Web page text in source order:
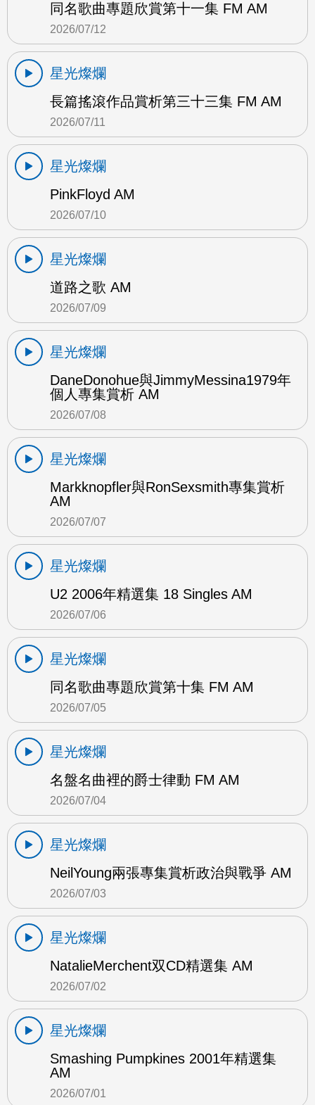
同名歌曲專題欣賞第十一集 FM AM
2026/07/12
星光燦爛
長篇搖滾作品賞析第三十三集 FM AM
2026/07/11
星光燦爛
PinkFloyd AM
2026/07/10
星光燦爛
道路之歌 AM
2026/07/09
星光燦爛
DaneDonohue與JimmyMessina1979年
個人專集賞析 AM
2026/07/08
星光燦爛
Markknopfler與RonSexsmith專集賞析
AM
2026/07/07
星光燦爛
U2 2006年精選集 18 Singles AM
2026/07/06
星光燦爛
同名歌曲專題欣賞第十集 FM AM
2026/07/05
星光燦爛
名盤名曲裡的爵士律動 FM AM
2026/07/04
星光燦爛
NeilYoung兩張專集賞析政治與戰爭 AM
2026/07/03
星光燦爛
NatalieMerchent双CD精選集 AM
2026/07/02
星光燦爛
Smashing Pumpkines 2001年精選集
AM
2026/07/01